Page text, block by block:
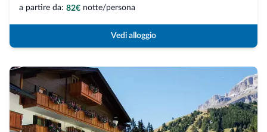
a partire da: 82€ notte/persona
Vedi alloggio